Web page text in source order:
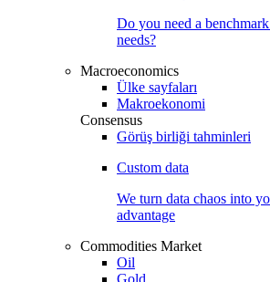
Do you need a
needs?
Macroeconomics
Ülke sayfaları
Makroekonomi
Consensus
Görüş birliği tahminleri
Custom data
We turn data chaos into
advantage
Commodities Market
Oil
Gold